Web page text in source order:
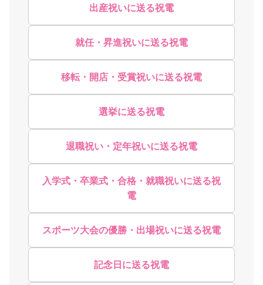
出産祝いに送る祝電
就任・昇進祝いに送る祝電
移転・開店・受賞祝いに送る祝電
選挙に送る祝電
退職祝い・定年祝いに送る祝電
入学式・卒業式・合格・就職祝いに送る祝
電
スポーツ大会の優勝・出場祝いに送る祝電
記念日に送る祝電